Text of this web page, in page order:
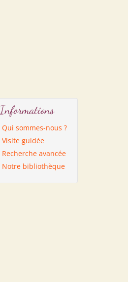
Informations
Qui sommes-nous ?
Visite guidée
Recherche avancée
Notre bibliothèque